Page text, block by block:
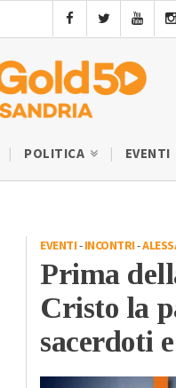
POLITICA EVENTI
EVENTI-INCONTRI-
Prima
Cristo la
sacerdoti